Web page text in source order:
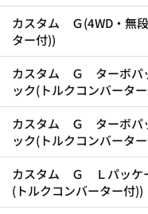
カスタム Ｇ(4WD・無
ター付))
カスタム Ｇ ターボパ
ック(トルクコンバータ
カスタム Ｇ ターボパ
ック(トルクコンバータ
カスタム Ｇ Ｌパッケ
(トルクコンバーター付))